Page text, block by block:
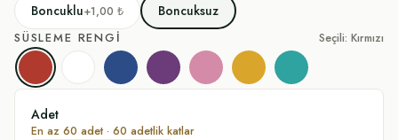
Boncuklu+1,00 ₺ Boncuksuz
SÜSLEME RENGI Seçili: Kırmızı
Kırmızı Beyaz LacivertMor Pembe Sarı Turkuaz
Adet
En az 60 adet · 60 adetlik katlar